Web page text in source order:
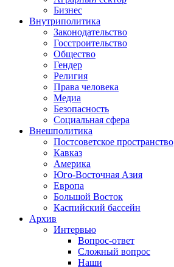
Бизнес
Внутриполитика
Законодательство
Госстроительство
Общество
Гендер
Религия
Права человека
Медиа
Безопасность
Социальная сфера
Внешполитика
Постсоветское пространство
Кавказ
Америка
Юго-Восточная Азия
Европа
Большой Восток
Каспийский бассейн
Архив
Интервью
Вопрос-ответ
Сложный вопрос
Наши